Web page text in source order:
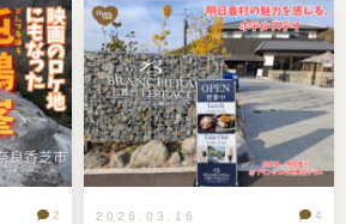
2 2026.03.16 4